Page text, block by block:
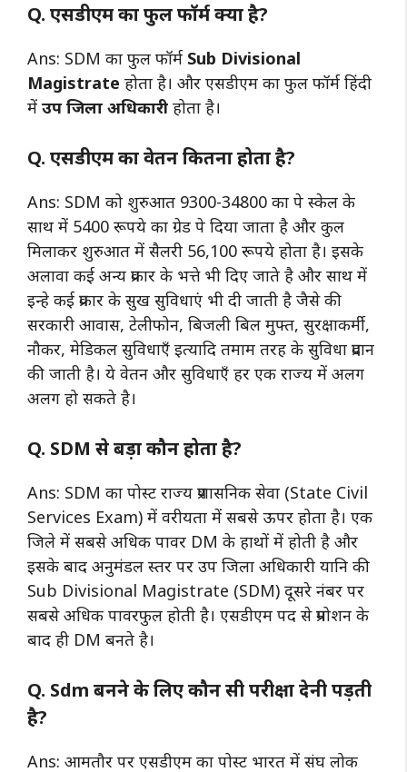
Q. एसडीएम का फुल फॉर्म क्या है?
Ans: SDM का फुल फॉर्म Sub Divisional
Magistrate होता है। और एसडीएम का फुल फॉर्म हिंदी
में उप जिला अधिकारी होता है।
Q. एसडीएम का वेतन कितना होता है?
Ans: SDM को शुरुआत 9300-34800 का पे स्केल के
साथ में 5400 रूपये का ग्रेड पे दिया जाता है और कुल
मिलाकर शुरुआत में सैलरी 56,100 रूपये होता है। इसके
अलावा कई अन्य प्रकार के भत्ते भी दिए जाते है और साथ में
इन्हे कई प्रकार के सुख सुविधाएं भी दी जाती है जैसे की
सरकारी आवास, टेलीफोन, बिजली बिल मुफ्त, सुरक्षाकर्मी,
नौकर, मेडिकल सुविधाएँ इत्यादि तमाम तरह के सुविधा प्रदान
की जाती है। ये वेतन और सुविधाएँ हर एक राज्य में अलग
अलग हो सकते है।
Q. SDM से बड़ा कौन होता है?
Ans: SDM का पोस्ट राज्य प्रशासनिक सेवा (State Civil
Services Exam) में वरीयता में सबसे ऊपर होता है। एक
जिले में सबसे अधिक पावर DM के हाथों में होती है और
इसके बाद अनुमंडल स्तर पर उप जिला अधिकारी यानि की
Sub Divisional Magistrate (SDM) दूसरे नंबर पर
सबसे अधिक पावरफुल होती है। एसडीएम पद से प्रमोशन के
बाद ही DM बनते है।
Q. Sdm बनने के लिए कौन सी परीक्षा देनी पड़ती
है?
Ans: आमतौर पर एसडीएम का पोस्ट भारत में संघ लोक